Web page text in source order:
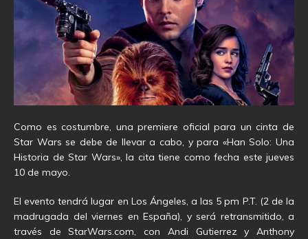
Como es costumbre, una premiere oficial para un cinta de
Star Wars se debe de llevar a cabo, y para «Han Solo: Una
Historia de Star Wars», la cita tiene como fecha este jueves
10 de mayo.
El evento tendrá lugar en Los Ángeles, a las 5 pm P.T. (2 de la
madrugada del viernes en España), y será retransmitido, a
través de StarWars.com, con Andi Gutierrez y Anthony